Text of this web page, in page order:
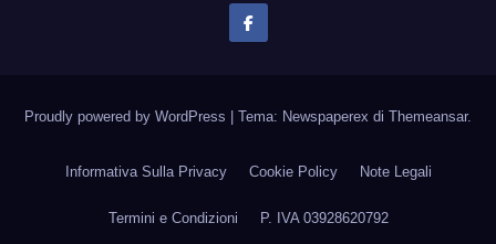
Proudly powered by WordPress Tema: Newspaperex di Themeansar.
Informativa Sulla Privacy Cookie Policy Note Legali
Termini e Condizioni P. IVA 03928620792